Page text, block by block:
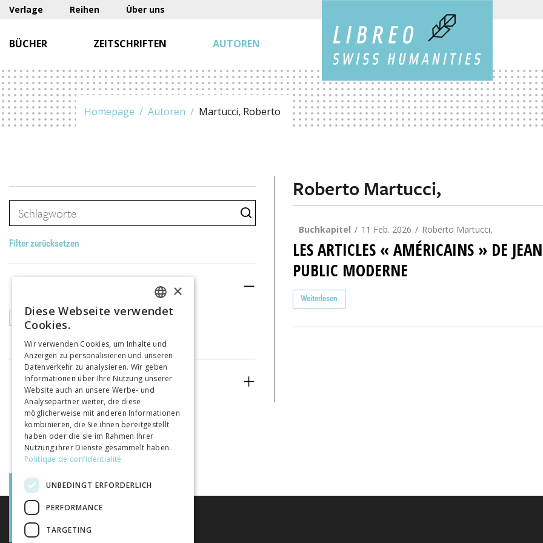
Verlage Reihen Über uns
BÜCHER ZEITSCHRIFTEN AUTOREN
Homepage Autoren Martucci, Roberto
Filter zurücksetzen
Buchkapitel
ERSCHEINUNGSJAHR
Roberto Martucci,
Buchkapitel 11 Feb. 2026 Roberto Martucci,
LES ARTICLES « AMÉRICAINS » DE
PUBLIC MODERNE
Weiterlesen
FRENCH
ITALIAN
×
Diese Webseite verwendet
Cookies.
Wir verwenden Cookies, um Inhalte und
Anzeigen zu personalisieren und unseren
Datenverkehr zu analysieren. Wir geben
Informationen über Ihre Nutzung unserer
Website auch an unsere Werbe- und
Analysepartner weiter, die diese
möglicherweise mit anderen Informationen
kombinieren, die Sie ihnen bereitgestellt
haben oder die sie im Rahmen Ihrer
Nutzung ihrer Dienste gesammelt haben.
Politique de confidentialité
UNBEDINGT ERFORDERLICH
PERFORMANCE
TARGETING